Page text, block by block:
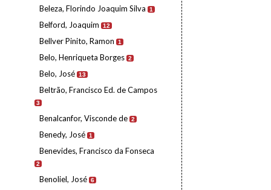
Beleza, Florindo Joaquim Silva 1
Belford, Joaquim 12
Bellver Pinito, Ramon 1
Belo, Henriqueta Borges 2
Belo, José 13
Beltrão, Francisco Ed. de Campos
3
Benalcanfor, Visconde de 2
Benedy, José 1
Benevides, Francisco da Fonseca
2
Benoliel, José 6